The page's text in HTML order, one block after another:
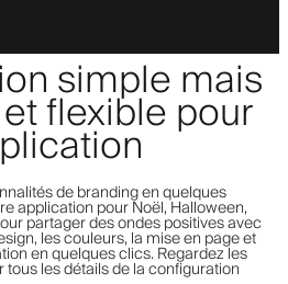
simple mais
flexible pour
de branding en quelques
application pour Noël, Halloween,
partager des ondes positives avec
les couleurs, la mise en page et
en quelques clics. Regardez les
les détails de la configuration